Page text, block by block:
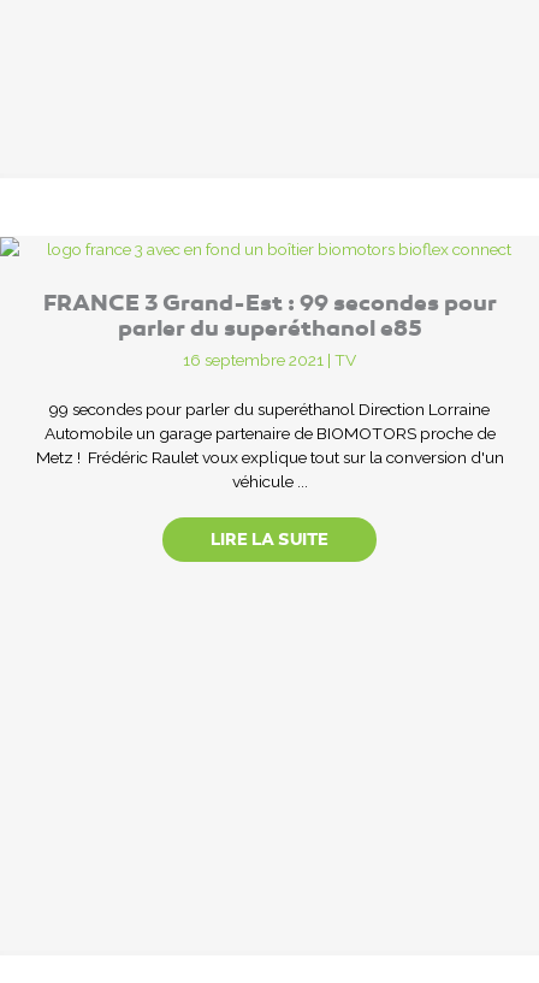
FRANCE 3 Grand-Est : 99 secondes pour
parler du superéthanol e85
16 septembre 2021 | TV
99 secondes pour parler du superéthanol Direction Lorraine
Automobile un garage partenaire de BIOMOTORS proche de
Metz ! Frédéric Raulet voux explique tout sur la conversion d'un
véhicule ...
LIRE LA SUITE